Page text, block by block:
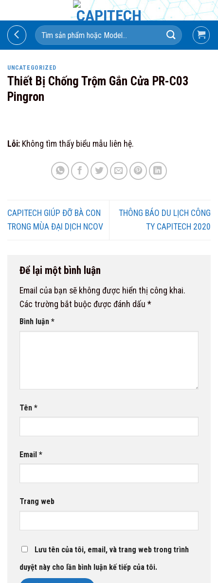
to
content
Search
for:
UNCATEGORIZED
Thiết Bị Chống Trộm Gắn Cửa PR-C03
Pingron
Lỗi: Không tìm thấy biểu mẫu liên hệ.
CAPITECH GIÚP ĐỠ BÀ CON
TRONG MÙA ĐẠI DỊCH NCOV
THÔNG BÁO DU LỊCH CÔNG
TY CAPITECH 2020
Để lại một bình luận
Email của bạn sẽ không được hiển thị công khai.
Các trường bắt buộc được đánh dấu *
Bình luận *
Tên *
Email *
Trang web
Lưu tên của tôi, email, và trang web trong trình
duyệt này cho lần bình luận kế tiếp của tôi.